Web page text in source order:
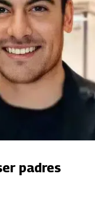
padres